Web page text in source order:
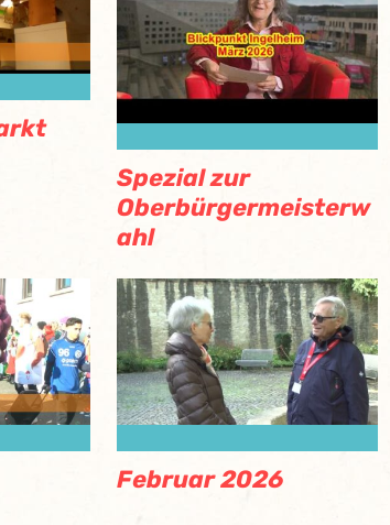
Spezial zur
Oberbürgermeisterw
ahl
Februar 2026